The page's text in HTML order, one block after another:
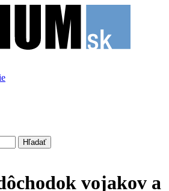
Hľadať
vojakov a